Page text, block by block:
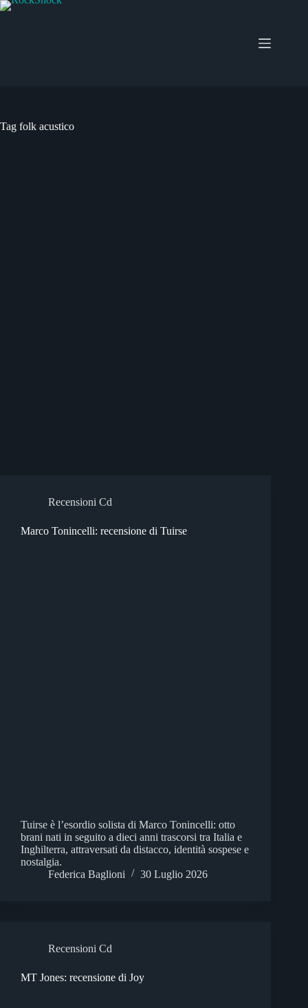
Salta
Tag folk acustico
Recensioni Cd
Marco Tonincelli: recensione di Tuirse
Tuirse è l’esordio solista di Marco Tonincelli: otto
brani nati in seguito a dieci anni trascorsi tra Italia e
Inghilterra, attraversati da distacco, identità sospese e
nostalgia.
Federica Baglioni
30 Luglio 2026
Recensioni Cd
MT Jones: recensione di Joy